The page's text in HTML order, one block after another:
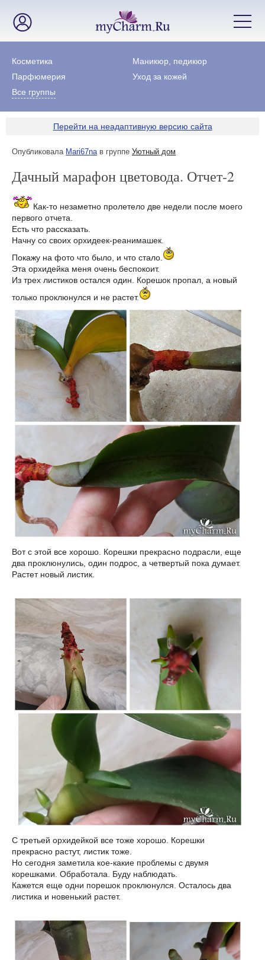
Косметика
Маникюр, педикюр
Парфюмерия
Уход за кожей
Все группы
Перейти на неадаптивную версию сайта
Опубликовала Mari67naв группе Уютный дом
Дачный марафон цветовода. Отчет-2
Как-то незаметно пролетело две недели после моего
первого отчета.
Есть что рассказать.
Начну со своих орхидеек-реанимашек.
Покажу на фото что было, и что стало.
Эта орхидейка меня очень беспокоит.
Из трех листиков остался один. Корешок пропал, а новый
только проклюнулся и не растет.
Вот с этой все хорошо. Корешки прекрасно подрасли, еще
два проклюнулись, один подрос, а четвертый пока думает.
Растет новый листик.
С третьей орхидейкой все тоже хорошо. Корешки
прекрасно растут, листик тоже.
Но сегодня заметила кое-какие проблемы с двумя
корешками. Обработала. Буду наблюдать.
Кажется еще одни порешок проклюнулся. Осталось два
листика и новенький растет.